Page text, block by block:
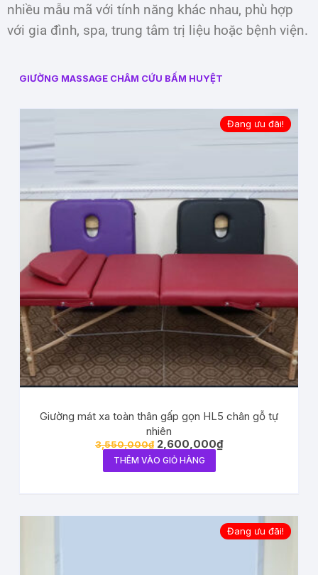
nhiều mẫu mã với tính năng khác nhau, phù hợp
với gia đình, spa, trung tâm trị liệu hoặc bệnh viện.
GIƯỜNG MASSAGE CHÂM CỨU BẤM HUYỆT
Đang ưu đãi!
Giường mát xa toàn thân gấp gọn HL5 chân gỗ tự
nhiên
3,550,000₫ 2,600,000₫
THÊM VÀO GIỎ HÀNG
Đang ưu đãi!